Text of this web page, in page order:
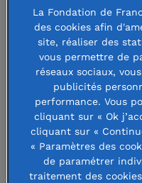
pour
enfants et
vivant
4 décembre 2025
La Fondation de
des cookies afin
site, réaliser des
vous permettre de
réseaux sociaux,
publicités
performance. Vous
cliquant sur « Ok
cliquant sur «
« Paramètres des
de paramétrer
traitement des